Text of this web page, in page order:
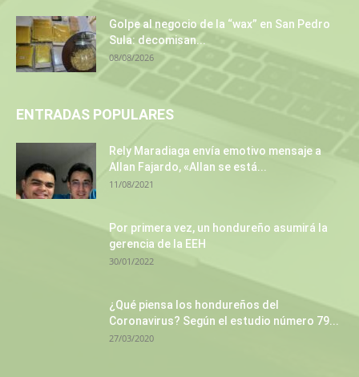
Golpe al negocio de la “wax” en San Pedro
Sula: decomisan...
08/08/2026
ENTRADAS POPULARES
Rely Maradiaga envía emotivo mensaje a
Allan Fajardo, «Allan se está...
11/08/2021
Por primera vez, un hondureño asumirá la
gerencia de la EEH
30/01/2022
¿Qué piensa los hondureños del
Coronavirus? Según el estudio número 79...
27/03/2020